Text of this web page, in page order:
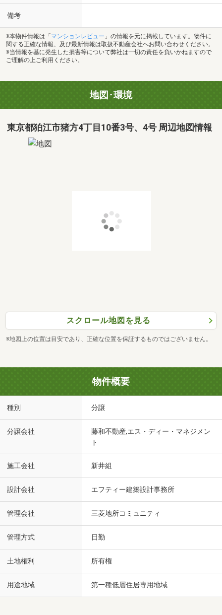
備考
※本物件情報は「 マンションレビュー 」の情報を元に掲載しています。物件に
関する正確な情報、及び最新情報は取扱不動産会社へお問い合わせください。
※当情報を基に発生した損害等について弊社は一切の責任を負いかねますので
ご理解の上ご利用ください。
地図･環境
東京都狛江市猪方4丁目10番3号、4号 周辺地図情報
スクロール地図を見る
※地図上の位置は目安であり、正確な位置を保証するものではございません。
物件概要
種別 分譲
分譲会社
藤和不動産,エス・ディー・マネジメン
ト
施工会社 新井組
設計会社 エフティー建築設計事務所
管理会社 三菱地所コミュニティ
管理方式 日勤
土地権利 所有権
用途地域 第一種低層住居専用地域